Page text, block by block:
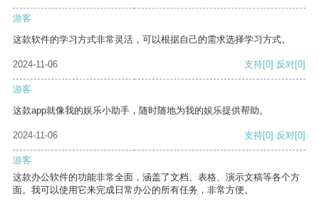
游客
这款软件的学习方式非常灵活，可以根据自己的需求选择学习方式。
2024-11-06 支持[0] 反对[0]
游客
这款app就像我的娱乐小助手，随时随地为我的娱乐提供帮助。
2024-11-06 支持[0] 反对[0]
游客
这款办公软件的功能非常全面，涵盖了文档、表格、演示文稿等各个方
面。我可以使用它来完成日常办公的所有任务，非常方便。